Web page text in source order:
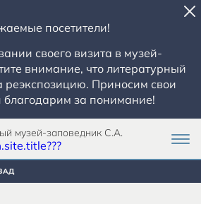
посетители!
своего визита в музей-
внимание, что литературный
реэкспозицию. Приносим свои
благодарим за понимание!
музей-заповедник С.А.